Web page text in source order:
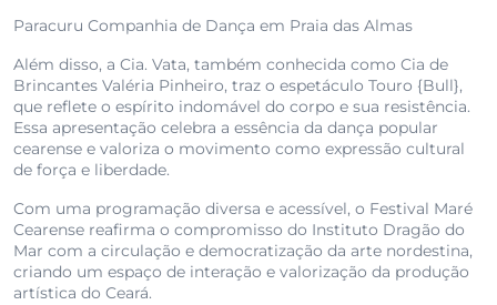
Paracuru Companhia de Dança em Praia das Almas
Além disso, a Cia. Vata, também conhecida como Cia de
Brincantes Valéria Pinheiro, traz o espetáculo Touro {Bull},
que reflete o espírito indomável do corpo e sua resistência.
Essa apresentação celebra a essência da dança popular
cearense e valoriza o movimento como expressão cultural
de força e liberdade.
Com uma programação diversa e acessível, o Festival Maré
Cearense reafirma o compromisso do Instituto Dragão do
Mar com a circulação e democratização da arte nordestina,
criando um espaço de interação e valorização da produção
artística do Ceará.